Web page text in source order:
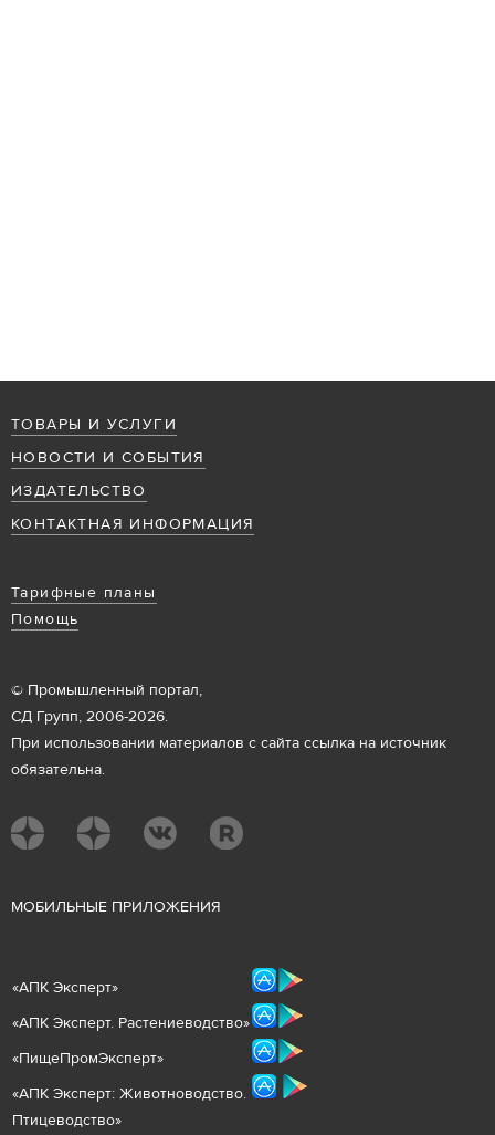
ТОВАРЫ И УСЛУГИ
НОВОСТИ И СОБЫТИЯ
ИЗДАТЕЛЬСТВО
КОНТАКТНАЯ ИНФОРМАЦИЯ
Тарифные планы
Помощь
© Промышленный портал,
СД Групп, 2006-2026.
При использовании материалов с сайта ссылка на источник
обязательна.
МОБИЛЬНЫЕ ПРИЛОЖЕНИЯ
«АПК Эксперт»
«АПК Эксперт. Растениеводство»
«ПищеПромЭксперт»
«АПК Эксперт: Животноводство.
Птицеводство»